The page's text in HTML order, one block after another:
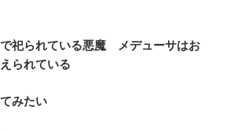
祀られている悪魔 メデューサはお
られている
みたい